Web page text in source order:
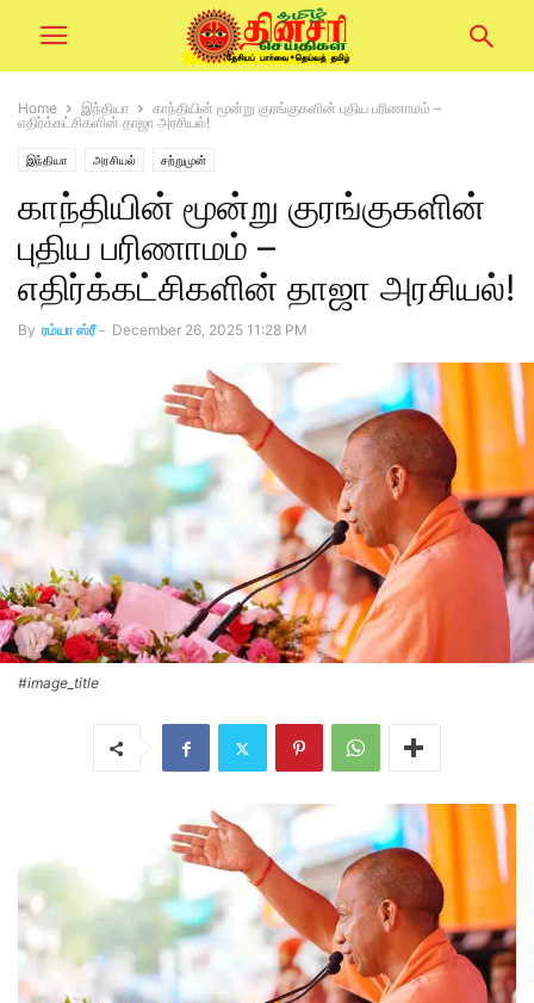
Home இந்தியா
காந்தியின் மூன்று குரங்குகளின் புதிய பரிணாமம் –
எதிர்க்கட்சிகளின் தாஜா அரசியல்!
இந்தியா அரசியல் சற்றுமுன்
காந்தியின் மூன்று குரங்குகளின்
புதிய பரிணாமம் –
எதிர்க்கட்சிகளின் தாஜா அரசியல்!
By ரம்யா ஸ்ரீ - December 26, 2025 11:28 PM
#image_title